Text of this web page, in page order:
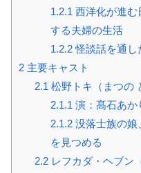
1.2.1 西洋化が進む
する夫婦の生活
1.2.2怪談話を通し
2 主要キャスト
2.1 松野トキ（まつ
2.1.1 演：髙石あか
2.1.2没落士族の娘
を見つめる
2.2レフカダ・ヘブン